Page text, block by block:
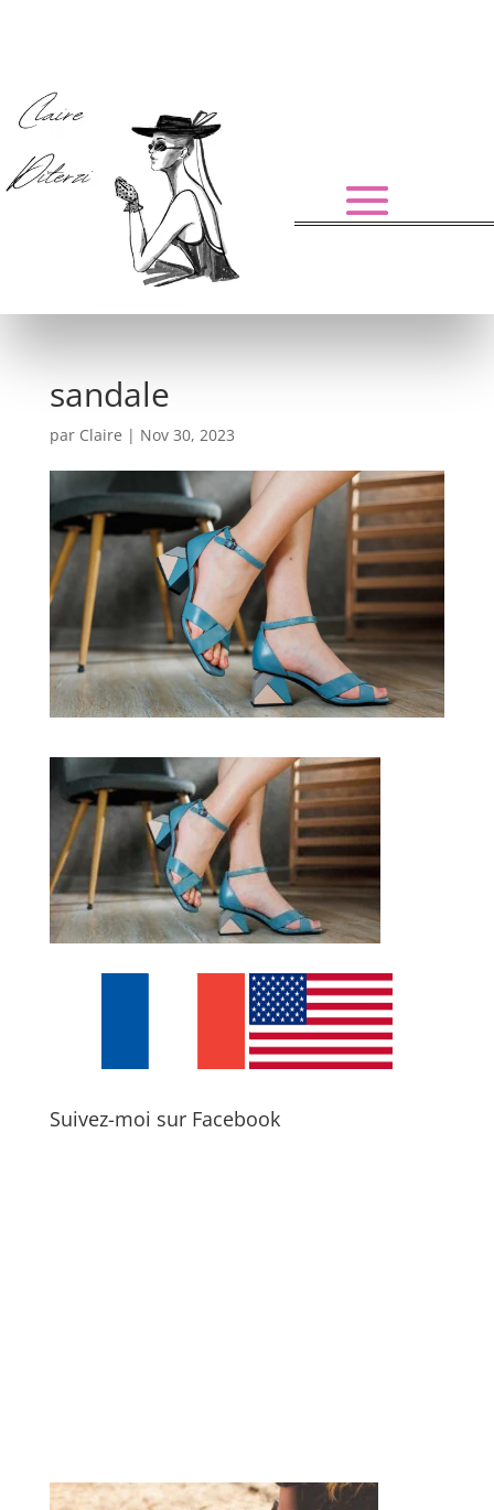
sandale
par Claire | Nov 30, 2023
Suivez-moi sur Facebook